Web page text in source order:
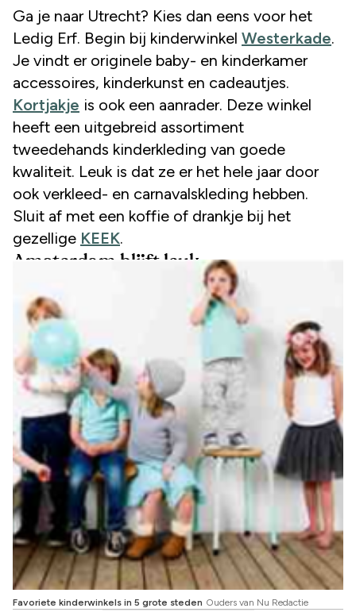
Ga je naar Utrecht? Kies dan eens voor het
Ledig Erf. Begin bij kinderwinkel Westerkade.
Je vindt er originele baby- en kinderkamer
accessoires, kinderkunst en cadeautjes.
Kortjakje is ook een aanrader. Deze winkel
heeft een uitgebreid assortiment
tweedehands kinderkleding van goede
kwaliteit. Leuk is dat ze er het hele jaar door
ook verkleed- en carnavalskleding hebben.
Sluit af met een koffie of drankje bij het
gezellige KEEK.
Amsterdam blijft leuk
Favoriete kinderwinkels in 5 grote steden Ouders van Nu Redactie